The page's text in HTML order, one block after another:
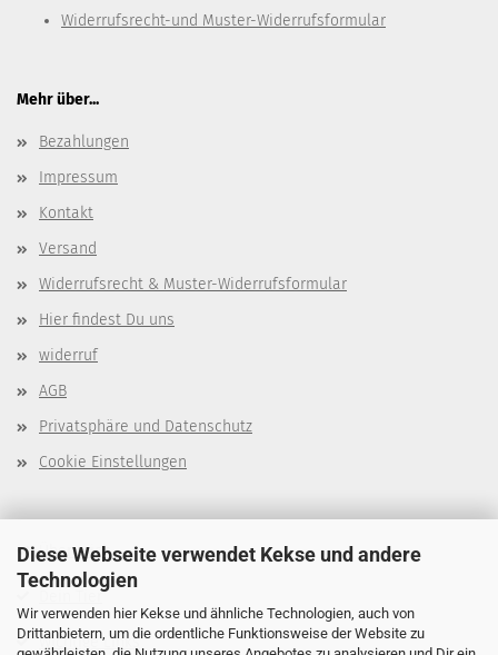
Diese Webseite verwendet Kekse und andere
Technologien
Wir verwenden hier Kekse und ähnliche Technologien, auch von
Drittanbietern, um die ordentliche Funktionsweise der Website zu
Widerrufsrecht-und Muster-Widerrufsformular
Mehr über...
Bezahlungen
Impressum
Kontakt
Versand
Widerrufsrecht & Muster-Widerrufsformular
Hier findest Du uns
widerruf
AGB
Privatsphäre und Datenschutz
Cookie Einstellungen
Über mich
Dein Tier
Wichtige Links